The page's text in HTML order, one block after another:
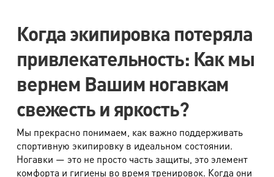
Юбка, шорты
560 руб.
Галстук
290 руб.
Фата
640 руб.
Платье, халат, туника
Платье сложного фасона
880 руб.
Платье вечернее
1800 руб.
Когда экипировка потеряла
привлекательность: Как мы
вернем Вашим ногавкам
свежесть и яркость?
Мы прекрасно понимаем, как важно поддерживать
спортивную экипировку в идеальном состоянии.
Ногавки — это не просто часть защиты, это элемент
комфорта и гигиены во время тренировок. Когда они